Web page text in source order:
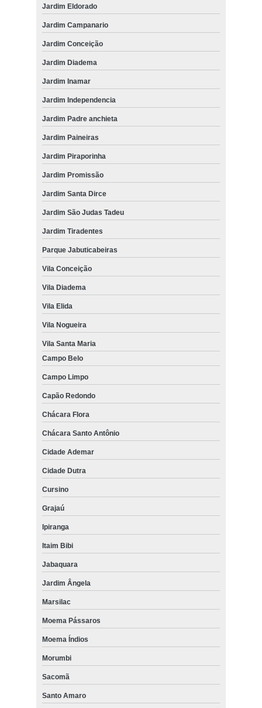
Jardim Eldorado
Jardim Campanario
Jardim Conceição
Jardim Diadema
Jardim Inamar
Jardim Independencia
Jardim Padre anchieta
Jardim Paineiras
Jardim Piraporinha
Jardim Promissão
Jardim Santa Dirce
Jardim São Judas Tadeu
Jardim Tiradentes
Parque Jabuticabeiras
Vila Conceição
Vila Diadema
Vila Elida
Vila Nogueira
Vila Santa Maria
Campo Belo
Campo Limpo
Capão Redondo
Chácara Flora
Chácara Santo Antônio
Cidade Ademar
Cidade Dutra
Cursino
Grajaú
Ipiranga
Itaim Bibi
Jabaquara
Jardim Ângela
Marsilac
Moema Pássaros
Moema Índios
Morumbi
Sacomã
Santo Amaro